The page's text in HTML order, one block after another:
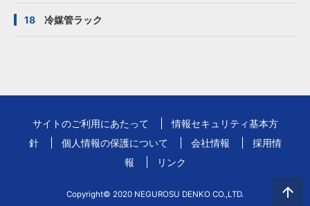
18 冷媒管ラック
サイトのご利用にあたって
情報セキュリティ基本方
針
個人情報の保護について 会社情報
採用情
報
リンク
Copyright© 2020 NEGUROSU DENKO CO.,LTD.